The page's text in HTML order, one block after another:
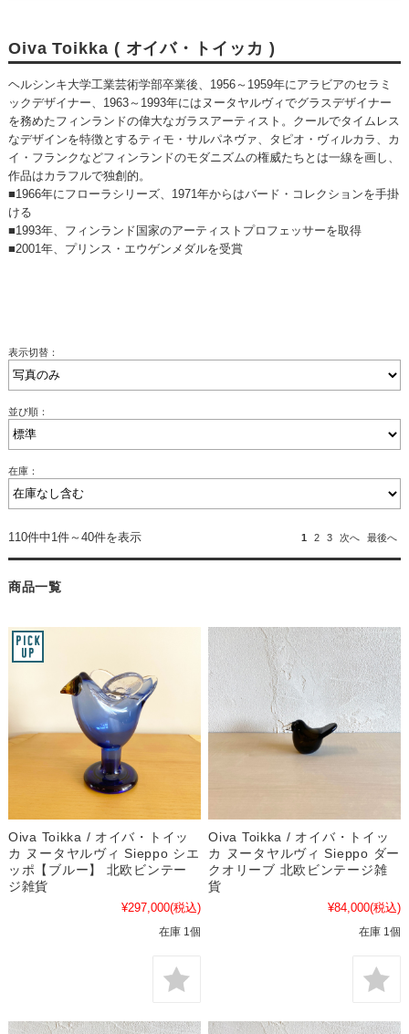
Oiva Toikka ( オイバ・トイッカ )
ヘルシンキ大学工業芸術学部卒業後、1956～1959年にアラビアのセラミ
ックデザイナー、1963～1993年にはヌータヤルヴィでグラスデザイナー
を務めたフィンランドの偉大なガラスアーティスト。クールでタイムレス
なデザインを特徴とするティモ・サルパネヴァ、タピオ・ヴィルカラ、カ
イ・フランクなどフィンランドのモダニズムの権威たちとは一線を画し、
作品はカラフルで独創的。
■1966年にフローラシリーズ、1971年からはバード・コレクションを手掛
ける
■1993年、フィンランド国家のアーティストプロフェッサーを取得
■2001年、プリンス・エウゲンメダルを受賞
表示切替：
並び順：
在庫：
110件中1件～40件を表示 1 2 3 次へ 最後へ
商品一覧
Oiva Toikka / オイバ・トイッ
カ ヌータヤルヴィ Sieppo シエ
ッポ【ブルー】 北欧ビンテー
ジ雑貨
¥297,000(税込)
在庫 1個
Oiva Toikka / オイバ・トイッ
カ ヌータヤルヴィ Sieppo ダー
クオリーブ 北欧ビンテージ雑
貨
¥84,000(税込)
在庫 1個